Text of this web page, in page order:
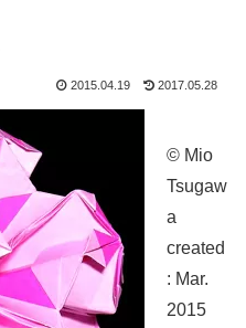
2015.04.19 2017.05.28
© Mio
Tsugaw
a
created
: Mar.
2015